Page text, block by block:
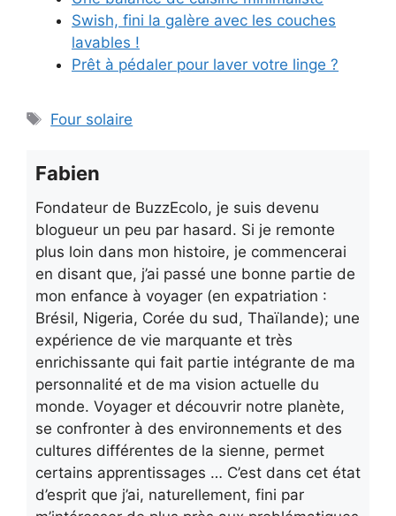
Swish, fini la galère avec les couches
lavables !
Prêt à pédaler pour laver votre linge ?
Étiquettes
Four solaire
Fabien
Fondateur de BuzzEcolo, je suis devenu
blogueur un peu par hasard. Si je remonte
plus loin dans mon histoire, je commencerai
en disant que, j’ai passé une bonne partie de
mon enfance à voyager (en expatriation :
Brésil, Nigeria, Corée du sud, Thaïlande); une
expérience de vie marquante et très
enrichissante qui fait partie intégrante de ma
personnalité et de ma vision actuelle du
monde. Voyager et découvrir notre planète,
se confronter à des environnements et des
cultures différentes de la sienne, permet
certains apprentissages … C’est dans cet état
d’esprit que j’ai, naturellement, fini par